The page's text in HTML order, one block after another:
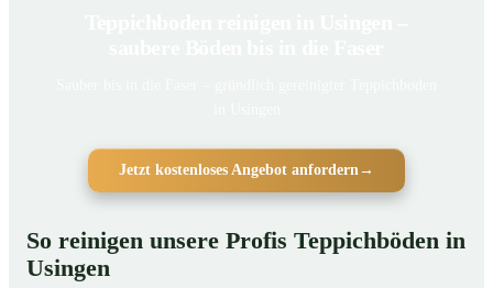
Jetzt kostenloses Angebot anfordern→
So reinigen unsere Profis Teppichböden in
Usingen